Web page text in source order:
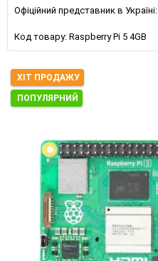
Офіційний представник в Україні:
Код товару: Raspberry Pi 5 4GB
ХІТ ПРОДАЖУ
ПОПУЛЯРНИЙ